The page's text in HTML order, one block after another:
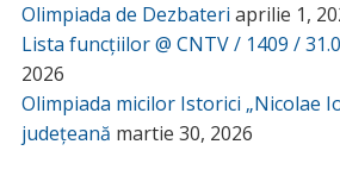
Olimpiada de Dezbateri aprilie 1,
Lista funcțiilor @ CNTV / 1409 /
2026
Olimpiada micilor Istorici „Nicolae
județeană martie 30, 2026